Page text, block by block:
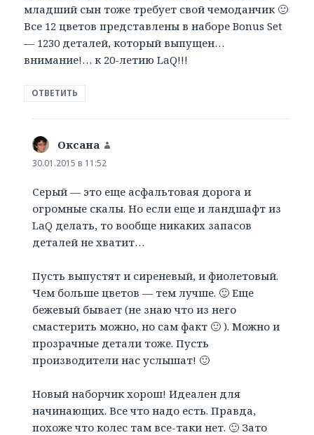
младший сын тоже требует свой чемоданчик 🙂
Все 12 цветов представлены в наборе Bonus Set
— 1230 деталей, который выпущен…
внимание!… к 20-летию LaQ!!!
ОТВЕТИТЬ
Оксана
30.01.2015 в 11:52
Серый — это еще асфальтовая дорога и
огромные скалы. Но если еще и ландшафт из
LaQ делать, то вообще никаких запасов
деталей не хватит…
Пусть выпустят и сиреневый, и фиолетовый.
Чем больше цветов — тем лучше. 🙂 Еще
бежевый бывает (не знаю что из него
смастерить можно, но сам факт 🙂 ). Можно и
прозрачные детали тоже. Пусть
производители нас услышат! 🙂
Новый наборчик хорош! Идеален для
начинающих. Все что надо есть. Правда,
похоже что колес там все-таки нет. 🙂 Зато